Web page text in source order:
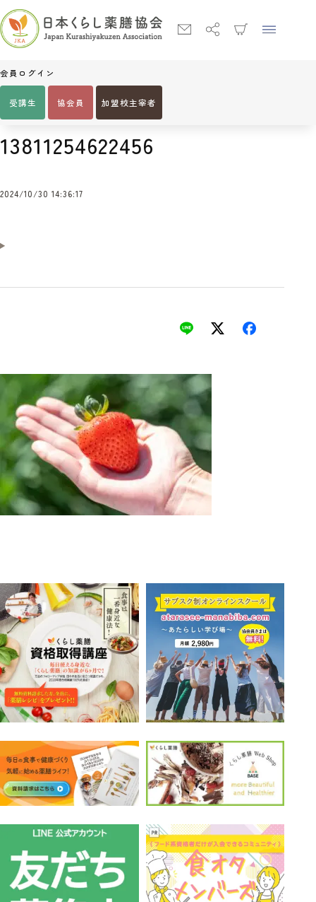
会員ログイン
受講生 協会員 加盟校主宰者
Home 13811254622456
13811254622456
2024/10/30 14:36:17